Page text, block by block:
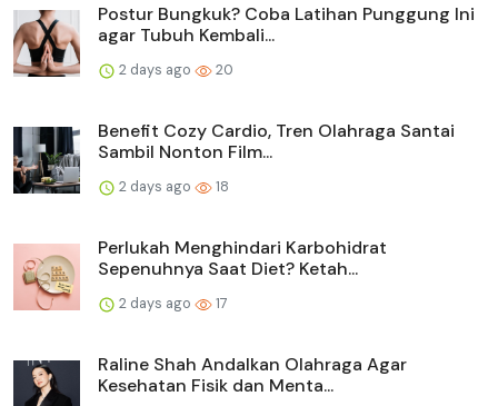
Postur Bungkuk? Coba Latihan Punggung Ini
agar Tubuh Kembali...
2 days ago 20
Benefit Cozy Cardio, Tren Olahraga Santai
Sambil Nonton Film...
2 days ago 18
Perlukah Menghindari Karbohidrat
Sepenuhnya Saat Diet? Ketah...
2 days ago 17
Raline Shah Andalkan Olahraga Agar
Kesehatan Fisik dan Menta...